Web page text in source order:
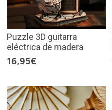
Puzzle 3D guitarra
eléctrica de madera
16,95€